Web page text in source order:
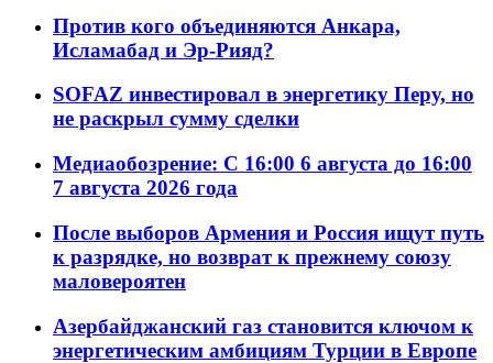
Против кого объединяются Анкара,
Исламабад и Эр-Рияд?
SOFAZ инвестировал в энергетику Перу, но
не раскрыл сумму сделки
Медиаобозрение: С 16:00 6 августа до 16:00
7 августа 2026 года
После выборов Армения и Россия ищут путь
к разрядке, но возврат к прежнему союзу
маловероятен
Азербайджанский газ становится ключом к
энергетическим амбициям Турции в Европе